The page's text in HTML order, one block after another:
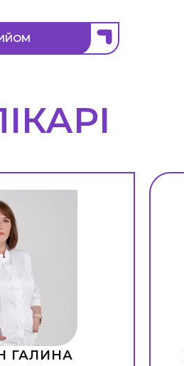
ГАЛИНА